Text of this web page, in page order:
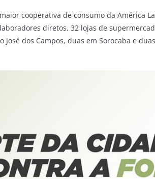
cooperativa de consumo da América
diretos, 32 lojas de
José dos Campos, duas em Sorocaba e